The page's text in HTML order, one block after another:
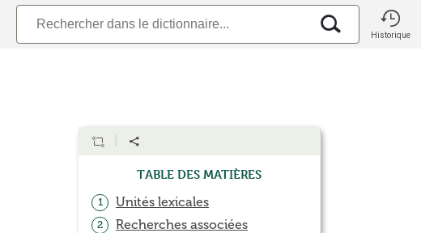
Historique
Table des matières
1 Unités lexicales
2 Recherches associées